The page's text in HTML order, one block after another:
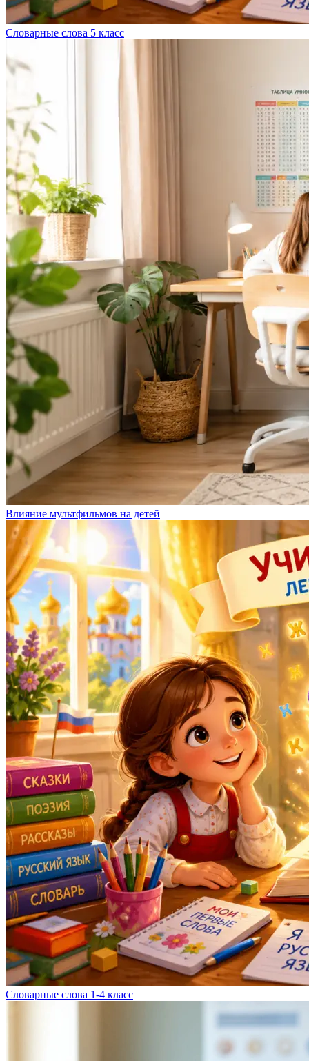
Словарные слова 5 класс
Влияние мультфильмов на детей
Словарные слова 1-4 класс